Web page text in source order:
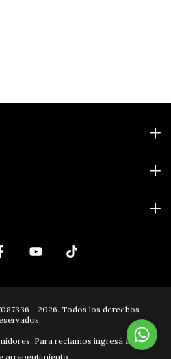
- 2026. Todos los derechos
Para reclamos ingresá acá.
arrepentimiento